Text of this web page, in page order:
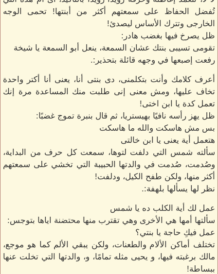
تُفضل الحفاظ على سمعتهم أكثر من أبنتها! تحمى الوجه
الخارجى وتترك الأساس ليصدئ!
ظل يصرخ فيها بغضب هادر:
تقومى تسيبى بنتك عشان السمعة، ينعل أبو السمعة يا شيخة
رفعت إصبعها في وجهه قائلة بتحذير:.
أعرف كلامك وأنت بتكلمنى، دى بنتى أنا، يعنى أنا أكتر واحدة
تخاف عليها، ومش معنى إنى طلبت منك المساعدة مرة إنك
تعمل كدة يا ابن اختى!
ظل يهز رأسه نافيًا بهيستريا، ثم قال بنبرة تموج غضبًا:
بس مش هاسكت والله ما هاسكت
هتعمل أية يعنى يا ابن خالتى
سألته شمس التي دلفت لتوها، سمعت كل حرف من البداية،
وصُدمت، صُدمت في والدتها الحبيبة التي تخشي على سمعتهم
أكثر منها، ولكن طفح الكيل، ودلفت!
نظر لها يسألها بلهفة:.
عمل لك أية الكلب ده يا شمس
سألتها أمها هي الأخرى وهي تقترب منها محتضنة اياها بتوجس:
عمل فيكِ حاجة يا بنتي؟
تختلف أماكن الألام والطعنات، ولكن يبقي الألم كما هو موجع،
مالك برغبته فيها، و يحيى مثله تمامًا، و، والدتها التي تخلت عنها
ببساطة!